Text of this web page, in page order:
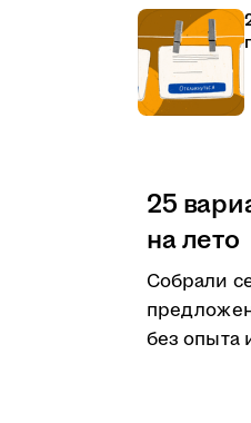
25
на лето
Собрали
без опыта